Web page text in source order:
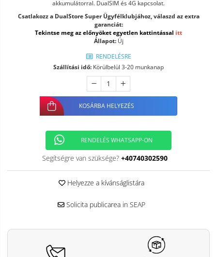
akkumulátorral. DualSIM és 4G kapcsolat.
Csatlakozz a DualStore Super Ügyfélklubjához, válaszd az extra
garanciát:
Tekintse meg az előnyöket egyetlen kattintással itt
Állapot: Új
RENDELÉSRE
Szállítási idő: Körülbelül 3-20 munkanap
KOSÁRBA HELYEZÉS
RENDELÉS WHATSAPP-ON
Segítségre van szüksége? +40740302590
Helyezze a kívánságlistára
Solicita publicarea in SEAP